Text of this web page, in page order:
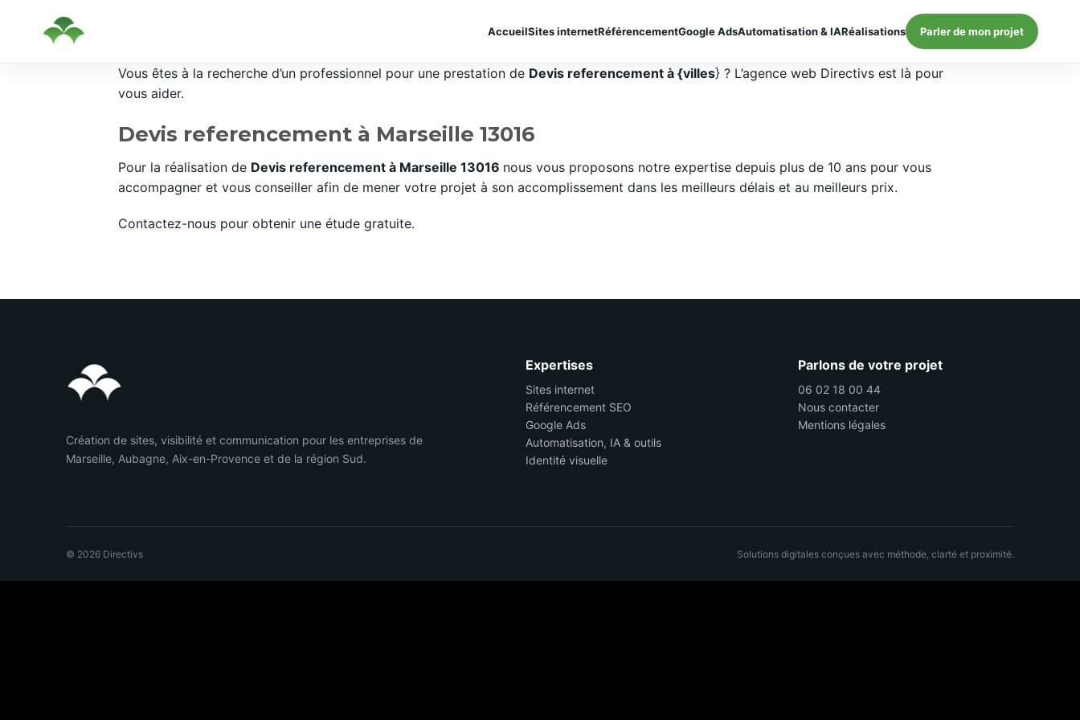
AccueilSites internetRéférencementGoogle AdsAutomatisation & IARéalisations Parler de mon projet
Vous êtes à la recherche d’un professionnel pour une prestation de Devis referencement à {villes} ? L’agence web Directivs est là pour
vous aider.
Devis referencement à Marseille 13016
Pour la réalisation de Devis referencement à Marseille 13016 nous vous proposons notre expertise depuis plus de 10 ans pour vous
accompagner et vous conseiller afin de mener votre projet à son accomplissement dans les meilleurs délais et au meilleurs prix.
Contactez-nous pour obtenir une étude gratuite.
Création de sites, visibilité et communication pour les entreprises de
Marseille, Aubagne, Aix-en-Provence et de la région Sud.
Expertises
Sites internet
Référencement SEO
Google Ads
Automatisation, IA & outils
Identité visuelle
Parlons de votre projet
06 02 18 00 44
Nous contacter
Mentions légales
© 2026 Directivs Solutions digitales conçues avec méthode, clarté et proximité.